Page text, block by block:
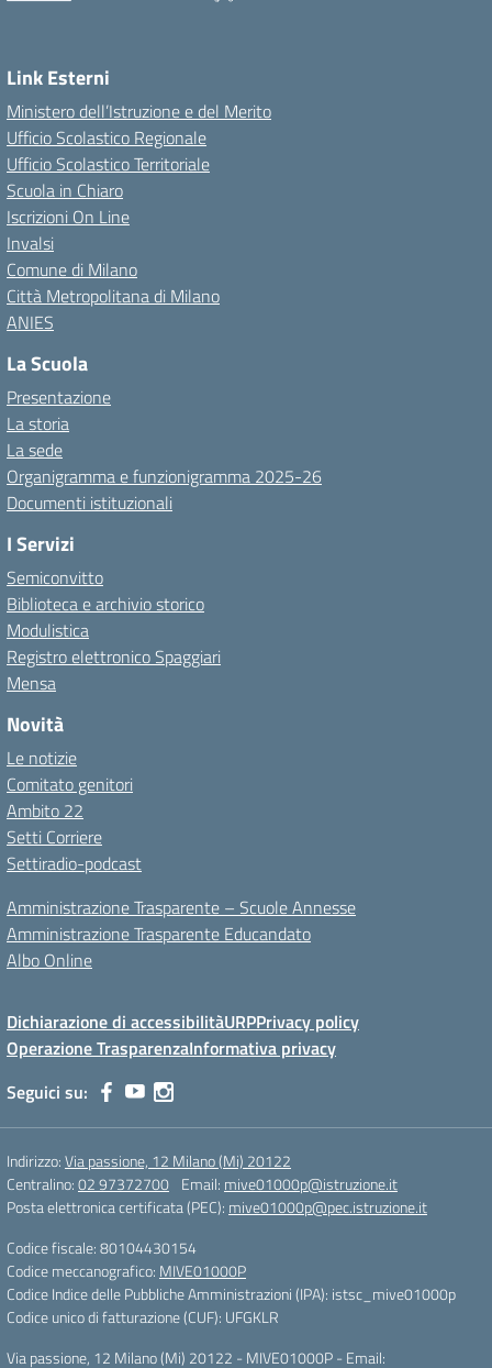
Link Esterni
Ministero dell’Istruzione e del Merito
Ufficio Scolastico Regionale
Ufficio Scolastico Territoriale
Scuola in Chiaro
Iscrizioni On Line
Invalsi
Comune di Milano
Città Metropolitana di Milano
ANIES
La Scuola
Presentazione
La storia
La sede
Organigramma e funzionigramma 2025-26
Documenti istituzionali
I Servizi
Semiconvitto
Biblioteca e archivio storico
Modulistica
Registro elettronico Spaggiari
Mensa
Novità
Le notizie
Comitato genitori
Ambito 22
Setti Corriere
Settiradio-podcast
Amministrazione Trasparente – Scuole Annesse
Amministrazione Trasparente Educandato
Albo Online
Dichiarazione di accessibilitàURPPrivacy policy
Operazione TrasparenzaInformativa privacy
Seguici su:
Indirizzo:Via passione, 12 Milano (Mi) 20122
Centralino:02 97372700 Email: mive01000p@istruzione.it
Posta elettronica certificata (PEC): mive01000p@pec.istruzione.it
Codice fiscale: 80104430154
Codice meccanografico: MIVE01000P
Codice Indice delle Pubbliche Amministrazioni (IPA): istsc_mive01000p
Codice unico di fatturazione (CUF): UFGKLR
Via passione, 12 Milano (Mi) 20122 - MIVE01000P - Email: